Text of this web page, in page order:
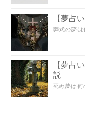
【夢占
葬式の夢は
【夢占
説
死ぬ夢は何